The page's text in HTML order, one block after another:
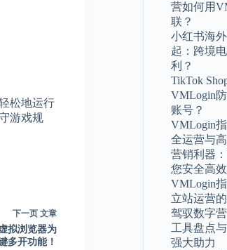
松地运行
游戏规
下一页 文章
拟浏览器为
多开功能！
营如何用
联？
小红书海
起：跨境
利？
TikTok
VMLogin
账号？
VMLogin
全运营与
营销利器
您安全高
VMLogin
立站运营
驾驭数字
工具盘点
强大助力